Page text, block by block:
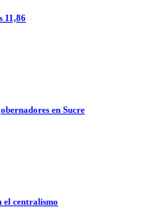
11,86
en Sucre
el centralismo